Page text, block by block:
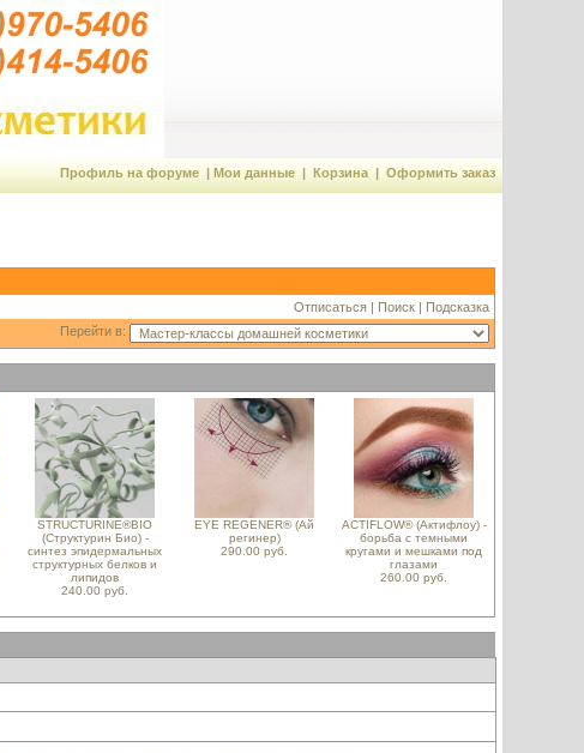
Профиль на форуме| Мои данные| Корзина| Оформить заказ
Отписаться| Поиск| Подсказка
Перейти в:
STRUCTURINE®BIO
(Структурин Био) -
синтез эпидермальных
структурных белков и
липидов
240.00 руб.
EYE REGENER® (Ай
регинер)
290.00 руб.
ACTIFLOW® (Актифлоу) -
борьба с темными
кругами и мешками под
глазами
260.00 руб.